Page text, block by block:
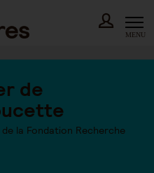
MENU
de
la Fondation Recherche